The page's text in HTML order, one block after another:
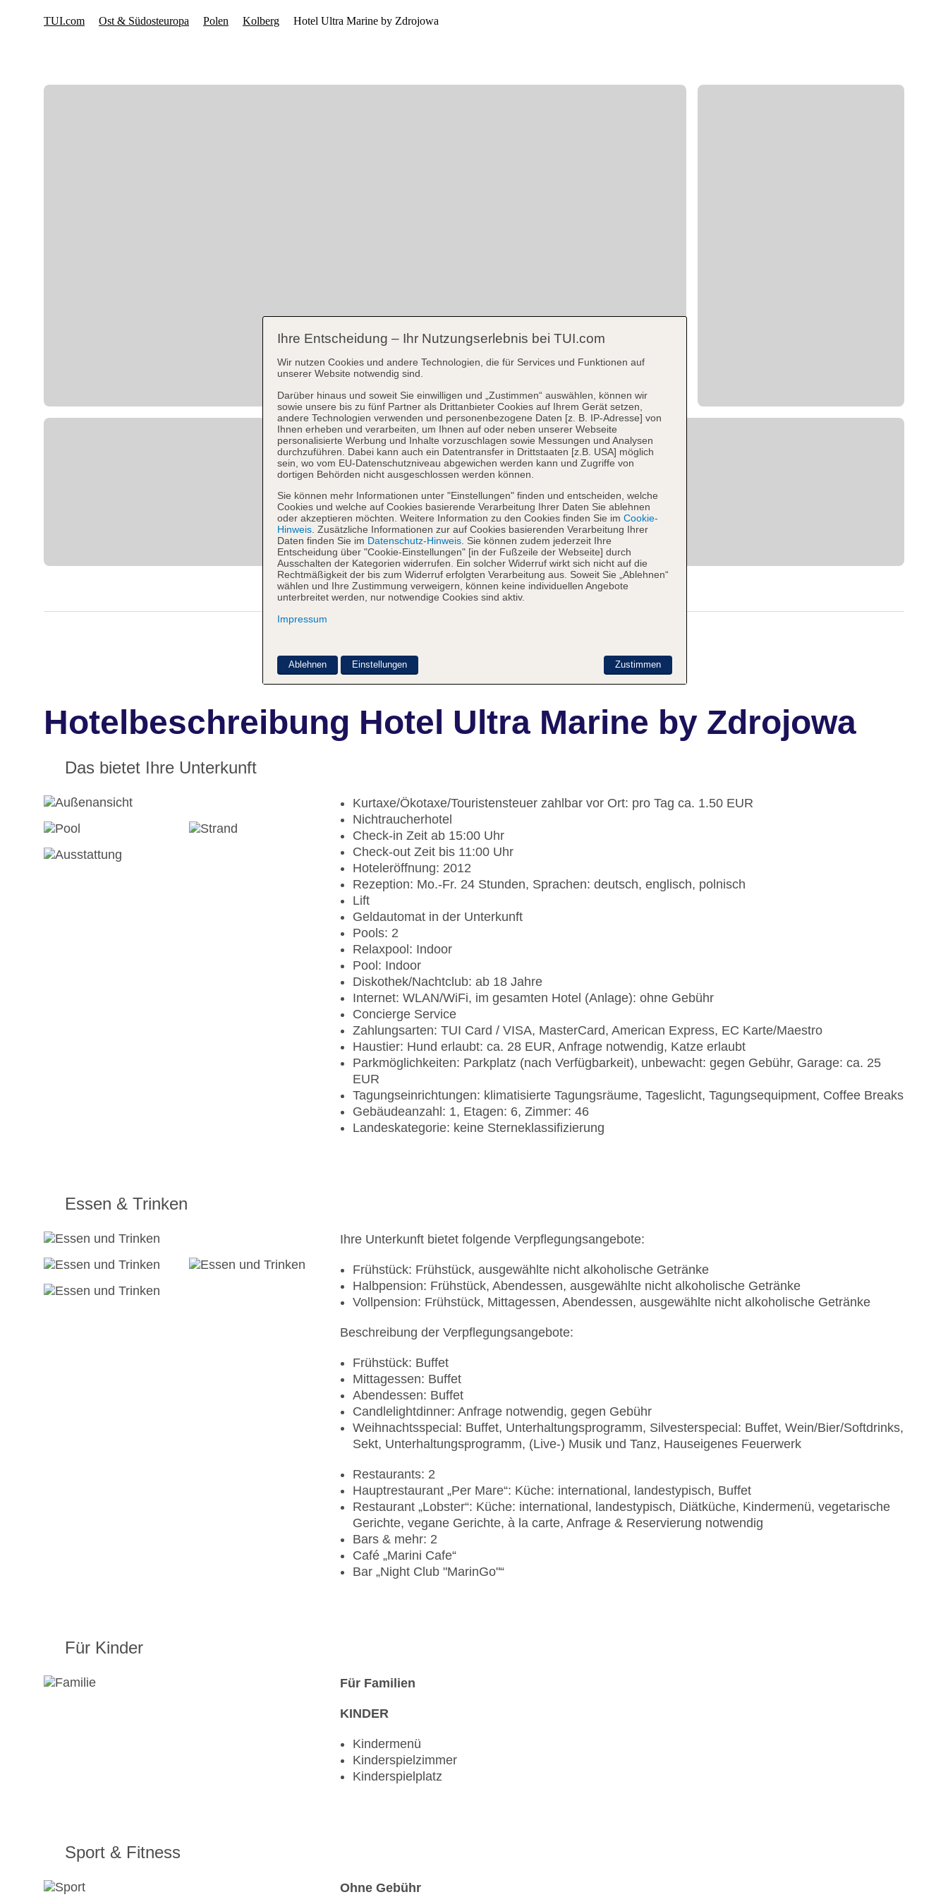
Hotelbeschreibung Hotel Ultra Marine by Zdrojowa
Das bietet Ihre Unterkunft
Kurtaxe/Ökotaxe/Touristensteuer zahlbar vor Ort: pro Tag ca. 1.50 EUR
Nichtraucherhotel
Check-in Zeit ab 15:00 Uhr
Check-out Zeit bis 11:00 Uhr
Hoteleröffnung: 2012
Rezeption: Mo.-Fr. 24 Stunden, Sprachen: deutsch, englisch, polnisch
Lift
Geldautomat in der Unterkunft
Pools: 2
Relaxpool: Indoor
Pool: Indoor
Diskothek/Nachtclub: ab 18 Jahre
Internet: WLAN/WiFi, im gesamten Hotel (Anlage): ohne Gebühr
Concierge Service
Zahlungsarten: TUI Card / VISA, MasterCard, American Express, EC Karte/Maestro
Haustier: Hund erlaubt: ca. 28 EUR, Anfrage notwendig, Katze erlaubt
Parkmöglichkeiten: Parkplatz (nach Verfügbarkeit), unbewacht: gegen Gebühr, Garage: ca. 25
EUR
Tagungseinrichtungen: klimatisierte Tagungsräume, Tageslicht, Tagungsequipment, Coffee Breaks
Gebäudeanzahl: 1, Etagen: 6, Zimmer: 46
Landeskategorie: keine Sterneklassifizierung
Essen & Trinken
Ihre Unterkunft bietet folgende Verpflegungsangebote:
Frühstück: Frühstück, ausgewählte nicht alkoholische Getränke
Halbpension: Frühstück, Abendessen, ausgewählte nicht alkoholische Getränke
Vollpension: Frühstück, Mittagessen, Abendessen, ausgewählte nicht alkoholische Getränke
Beschreibung der Verpflegungsangebote:
Frühstück: Buffet
Mittagessen: Buffet
Abendessen: Buffet
Candlelightdinner: Anfrage notwendig, gegen Gebühr
Weihnachtsspecial: Buffet, Unterhaltungsprogramm, Silvesterspecial: Buffet, Wein/Bier/Softdrinks,
Sekt, Unterhaltungsprogramm, (Live-) Musik und Tanz, Hauseigenes Feuerwerk
Restaurants: 2
Hauptrestaurant „Per Mare“: Küche: international, landestypisch, Buffet
Restaurant „Lobster“: Küche: international, landestypisch, Diätküche, Kindermenü, vegetarische
Gerichte, vegane Gerichte, à la carte, Anfrage & Reservierung notwendig
Bars & mehr: 2
Café „Marini Cafe“
Bar „Night Club "MarinGo"“
Für Kinder
Für Familien
KINDER
Kindermenü
Kinderspielzimmer
Kinderspielplatz
Sport & Fitness
Ohne Gebühr
Ihre Entscheidung – Ihr Nutzungserlebnis bei TUI.com
Wir nutzen Cookies und andere Technologien, die für Services und Funktionen auf
unserer Website notwendig sind.
Darüber hinaus und soweit Sie einwilligen und „Zustimmen“ auswählen, können wir
sowie unsere bis zu fünf Partner als Drittanbieter Cookies auf Ihrem Gerät setzen,
andere Technologien verwenden und personenbezogene Daten [z. B. IP-Adresse] von
Ihnen erheben und verarbeiten, um Ihnen auf oder neben unserer Webseite
personalisierte Werbung und Inhalte vorzuschlagen sowie Messungen und Analysen
durchzuführen. Dabei kann auch ein Datentransfer in Drittstaaten [z.B. USA] möglich
sein, wo vom EU-Datenschutzniveau abgewichen werden kann und Zugriffe von
dortigen Behörden nicht ausgeschlossen werden können.
Sie können mehr Informationen unter "Einstellungen" finden und entscheiden, welche
Cookies und welche auf Cookies basierende Verarbeitung Ihrer Daten Sie ablehnen
oder akzeptieren möchten. Weitere Information zu den Cookies finden Sie im Cookie-
Hinweis . Zusätzliche Informationen zur auf Cookies basierenden Verarbeitung Ihrer
Daten finden Sie im Datenschutz-Hinweis . Sie können zudem jederzeit Ihre
Entscheidung über "Cookie-Einstellungen" [in der Fußzeile der Webseite] durch
Ausschalten der Kategorien widerrufen. Ein solcher Widerruf wirkt sich nicht auf die
Rechtmäßigkeit der bis zum Widerruf erfolgten Verarbeitung aus. Soweit Sie „Ablehnen“
wählen und Ihre Zustimmung verweigern, können keine individuellen Angebote
unterbreitet werden, nur notwendige Cookies sind aktiv.
Impressum
Zustimmen
Ablehnen Einstellungen